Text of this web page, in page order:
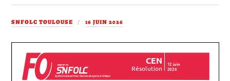
SNFOLC TOULOUSE 16 JUIN 2026